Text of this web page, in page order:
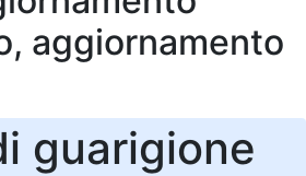
aggiornamento
guarigione